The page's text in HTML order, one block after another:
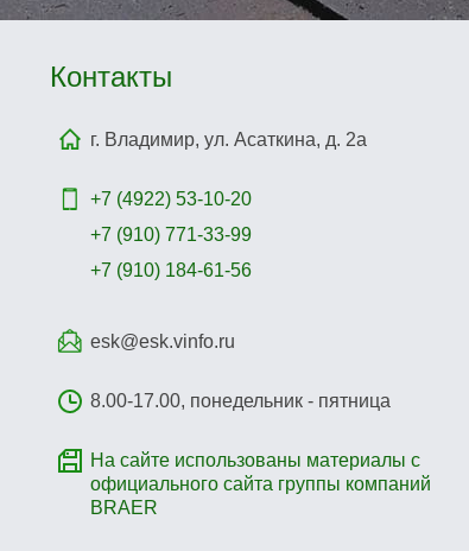
Контакты
г. Владимир, ул. Асаткина, д. 2а
+7 (4922) 53-10-20
+7 (910) 771-33-99
+7 (910) 184-61-56
esk@esk.vinfo.ru
8.00-17.00, понедельник - пятница
На сайте использованы материалы с
официального сайта группы компаний
BRAER